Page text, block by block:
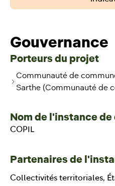
Gouvernance
Porteurs du projet
Communauté de
Sarthe (Communauté de
Nom de l'instance
COPIL
Partenaires de
Collectivités territoriales,